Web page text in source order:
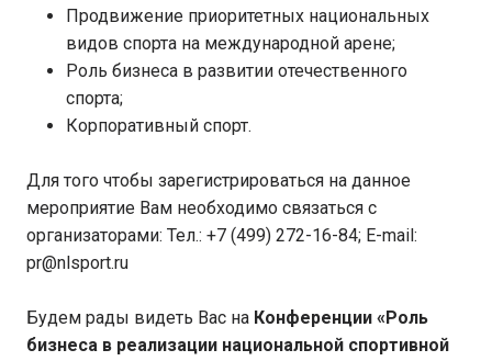
Продвижение приоритетных национальных
видов спорта на международной арене;
Роль бизнеса в развитии отечественного
спорта;
Корпоративный спорт.
Для того чтобы зарегистрироваться на данное
мероприятие Вам необходимо связаться с
организаторами: Тел.: +7 (499) 272-16-84; E-mail:
pr@nlsport.ru
Будем рады видеть Вас на Конференции «Роль
бизнеса в реализации национальной спортивной